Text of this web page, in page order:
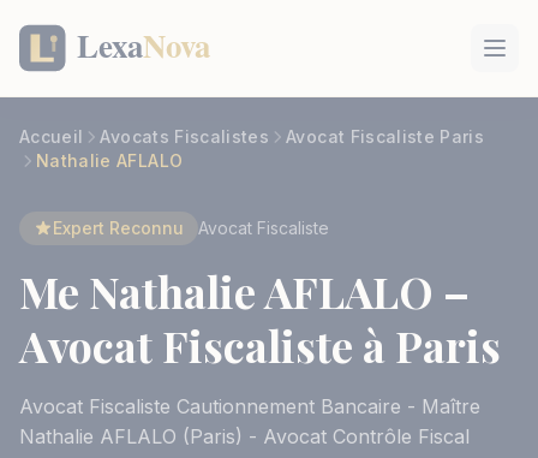
Accueil Avocats Fiscalistes
Avocat Fiscaliste Paris
Nathalie AFLALO
Expert Reconnu Avocat Fiscaliste
Me Nathalie AFLALO –
Avocat Fiscaliste à Paris
Avocat Fiscaliste Cautionnement Bancaire - Maître
Nathalie AFLALO (Paris) - Avocat Contrôle Fiscal